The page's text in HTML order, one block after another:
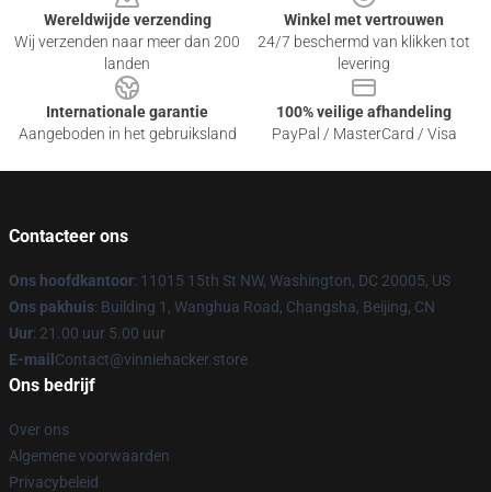
Wereldwijde verzending
Wij verzenden naar meer dan 200
landen
Winkel met vertrouwen
24/7 beschermd van klikken tot
levering
Internationale garantie
Aangeboden in het gebruiksland
100% veilige afhandeling
PayPal / MasterCard / Visa
Contacteer ons
Ons hoofdkantoor: 11015 15th St NW, Washington, DC 20005, US
Ons pakhuis: Building 1, Wanghua Road, Changsha, Beijing, CN
Uur: 21.00 uur 5.00 uur
E-mail Contact@vinniehacker.store
Ons bedrijf
Over ons
Algemene voorwaarden
Privacybeleid